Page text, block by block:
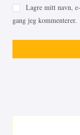
Lagre mitt navn,
gang jeg kommenterer.